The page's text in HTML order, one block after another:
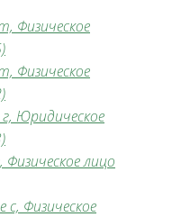
Физическое
Физическое
Юридическое
лицо
Физическое